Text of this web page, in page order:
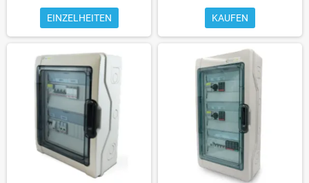
EINZELHEITEN KAUFEN